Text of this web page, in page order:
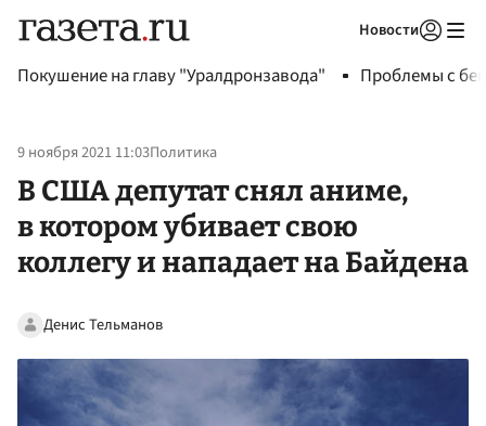
Новости
Покушение на главу "Уралдронзавода" Проблемы с
9 ноября 2021 11:03Политика
В США депутат снял аниме,
в котором убивает свою
коллегу и нападает на Байдена
Денис Тельманов